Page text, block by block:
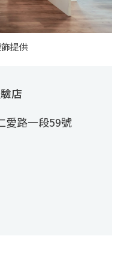
提供
店
愛路一段59號